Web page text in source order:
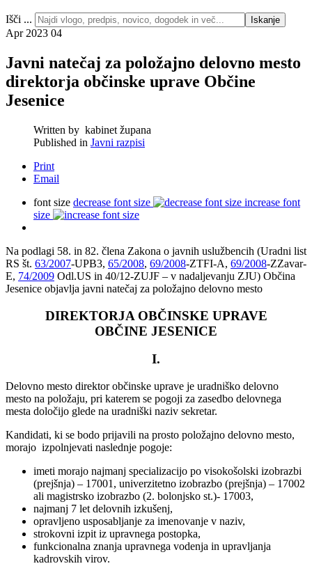
Išči ... Iskanje
Apr 2023 04
Javni natečaj za položajno delovno mesto
direktorja občinske uprave Občine
Jesenice
Written by kabinet župana
Published in Javni razpisi
Print
Email
font size decrease font size
increase font
size
Na podlagi 58. in 82. člena Zakona o javnih uslužbencih (Uradni list
RS št. 63/2007-UPB3, 65/2008, 69/2008-ZTFI-A, 69/2008-ZZavar-
E, 74/2009 Odl.US in 40/12-ZUJF – v nadaljevanju ZJU) Občina
Jesenice objavlja javni natečaj za položajno delovno mesto
DIREKTORJA OBČINSKE UPRAVE
OBČINE JESENICE
I.
Delovno mesto direktor občinske uprave je uradniško delovno
mesto na položaju, pri katerem se pogoji za zasedbo delovnega
mesta določijo glede na uradniški naziv sekretar.
Kandidati, ki se bodo prijavili na prosto položajno delovno mesto,
morajo izpolnjevati naslednje pogoje:
imeti morajo najmanj specializacijo po visokošolski izobrazbi
(prejšnja) – 17001, univerzitetno izobrazbo (prejšnja) – 17002
ali magistrsko izobrazbo (2. bolonjsko st.)- 17003,
najmanj 7 let delovnih izkušenj,
opravljeno usposabljanje za imenovanje v naziv,
strokovni izpit iz upravnega postopka,
funkcionalna znanja upravnega vodenja in upravljanja
kadrovskih virov.